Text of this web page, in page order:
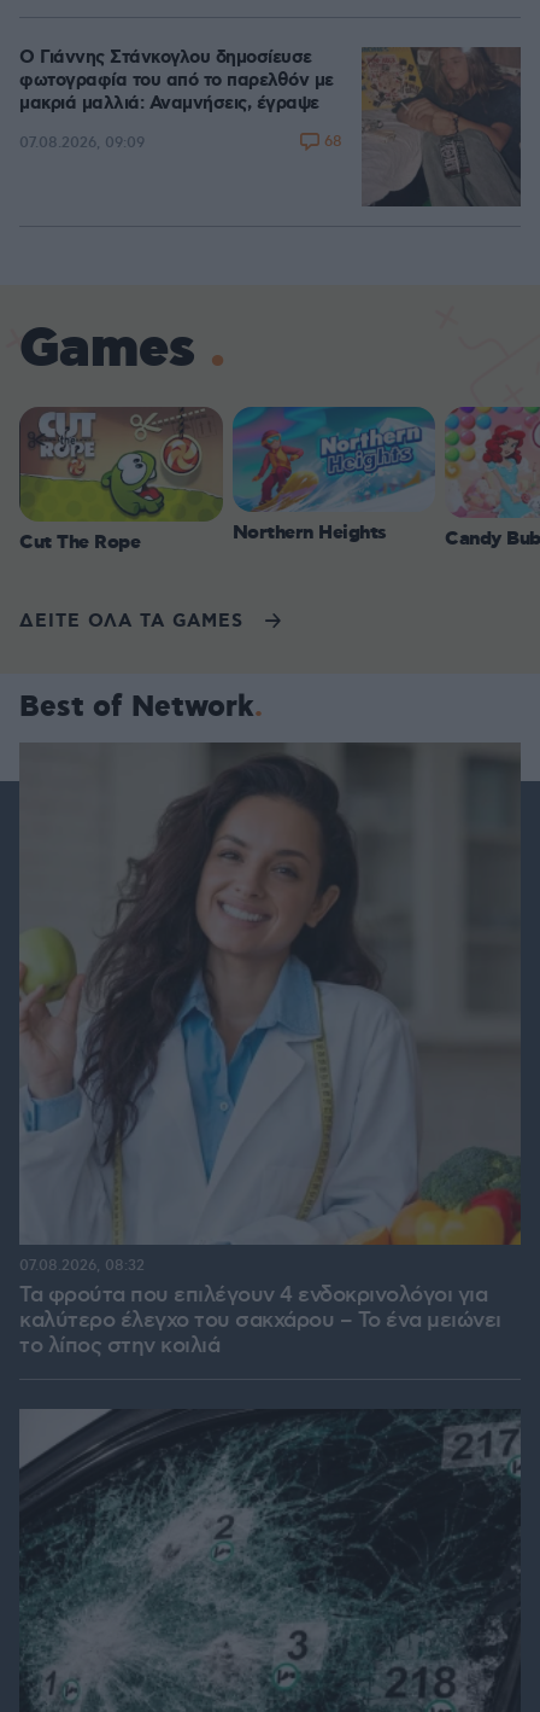
Ο Γιάννης Στάνκογλου δημοσίευσε
φωτογραφία του από το παρελθόν με
μακριά μαλλιά: Αναμνήσεις, έγραψε
07.08.2026, 09:09 68
Games
Cut The Rope Northern Heights Candy
ΔΕΙΤΕ ΟΛΑ ΤΑ GAMES
Best of Network
Τα φρούτα που επιλέγουν 4 ενδοκρινολόγοι για
καλύτερο έλεγχο του σακχάρου – Το ένα μειώνει
το λίπος στην κοιλιά
07.08.2026, 08:32